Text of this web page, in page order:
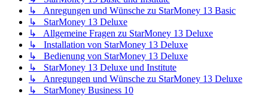
↳ Anregungen und Wünsche zu StarMoney 13 Basic
↳ StarMoney 13 Deluxe
↳ Allgemeine Fragen zu StarMoney 13 Deluxe
↳ Installation von StarMoney 13 Deluxe
↳ Bedienung von StarMoney 13 Deluxe
↳ StarMoney 13 Deluxe und Institute
↳ Anregungen und Wünsche zu StarMoney 13 Deluxe
↳ StarMoney Business 10